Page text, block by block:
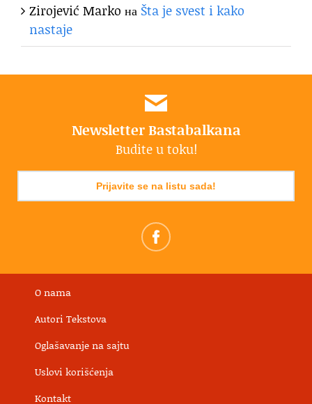
Zirojević Marko на Šta je svest i kako
nastaje
Newsletter Bastabalkana
Budite u toku!
Prijavite se na listu sada!
O nama
Autori Tekstova
Oglašavanje na sajtu
Uslovi korišćenja
Kontakt